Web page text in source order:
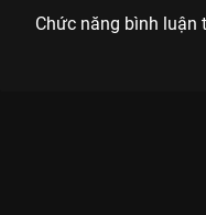
Chức năng bình luận